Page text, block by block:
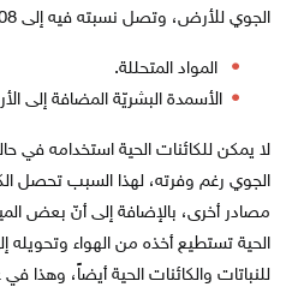
الجوي للأرض، وتصل نسبته فيه إلى 78.08% تقريباً، ومن مصادره:
المواد المتحللة.
الأسمدة البشريّة المضافة إلى
لا يمكن للكائنات الحية استخدامه في
الجوي رغم وفرته، لهذا السبب تحصل
مصادر أخرى، بالإضافة إلى أنّ بعض
الحية تستطيع أخذه من الهواء وتحويله
للنباتات والكائنات الحية أيضاً، وهذا